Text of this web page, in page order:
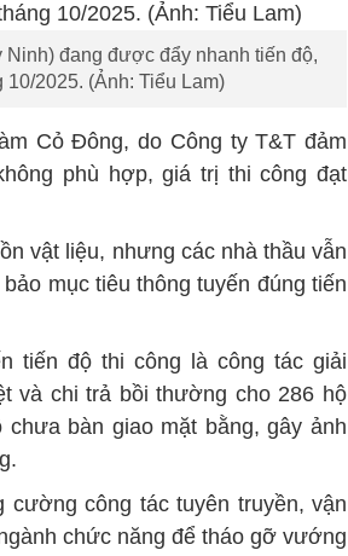
đang được đẩy nhanh tiến độ,
10/2025. (Ảnh: Tiểu Lam)
Cỏ Đông, do Công ty T&T đảm
phù hợp, giá trị thi công đạt
vật liệu, nhưng các nhà thầu vẫn
mục tiêu thông tuyến đúng tiến
tiến độ thi công là công tác giải
và chi trả bồi thường cho 286 hộ
bàn giao mặt bằng, gây ảnh
cường công tác tuyên truyền, vận
chức năng để tháo gỡ vướng